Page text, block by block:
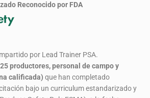
Reconocido por FDA
por Lead Trainer PSA.
productores, personal de campo y
calificada) que han completado
bajo un curriculum estandarizado y